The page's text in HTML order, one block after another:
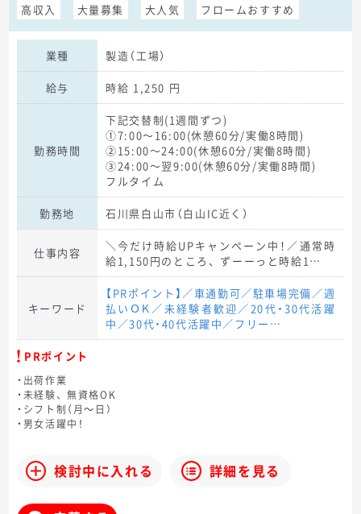
高収入 大量募集 大人気 フロームおすすめ
業種 製造（工場）
給与 時給 1,250 円
勤務時間
下記交替制(1週間ずつ)
①7:00～16:00(休憩60分/実働8時間)
②15:00～24:00(休憩60分/実働8時間)
③24:00～翌9:00(休憩60分/実働8時間)
フルタイム
勤務地 石川県白山市（白山IC近く）
仕事内容
＼今だけ時給UPキャンペーン中！／通常時
給1,150円のところ、ずーーっと時給1…
キーワード
【PRポイント】／車通勤可／駐車場完備／週
払いＯＫ／未経験者歓迎／20代・30代活躍
中／30代・40代活躍中／フリー…
PRポイント
・出荷作業
・未経験、無資格OK
・シフト制（月～日）
・男女活躍中！
検討中に入れる 詳細を見る